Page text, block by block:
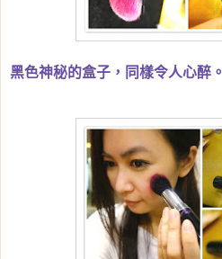
黑色神秘的盒子，同樣令人心醉。